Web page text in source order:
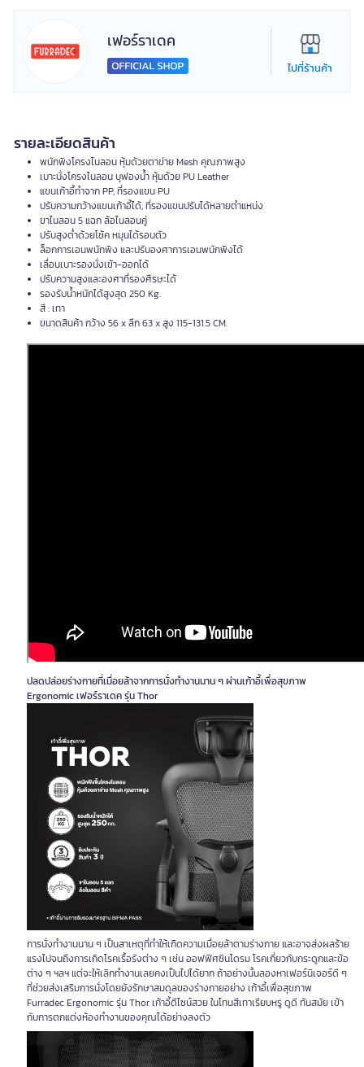
เฟอร์ราเดค
ไปที่ร้านค้า
รายละเอียดสินค้า
พนักพิงโครงไนลอน หุ้มด้วยตาข่าย Mesh คุณภาพสูง
เบาะนั่งโครงไนลอน บุฟองน้ำ หุ้มด้วย PU Leather
แขนเก้าอี้ทำจาก PP, ที่รองแขน PU
ปรับความกว้างแขนเก้าอี้ได้, ที่รองแขนปรับได้หลายตำแหน่ง
ขาไนลอน 5 แฉก ล้อไนลอนคู่
ปรับสูงต่ำด้วยโช้ค หมุนได้รอบตัว
ล็อกการเอนพนักพิง และปรับองศาการเอนพนักพิงได้
เลื่อนเบาะรองนั่งเข้า-ออกได้
ปรับความสูงและองศาที่รองศีรษะได้
รองรับน้ำหนักได้สูงสุด 250 Kg.
สี : เทา
ขนาดสินค้า กว้าง 56 x ลึก 63 x สูง 115-131.5 CM.
ปลดปล่อยร่างกายที่เมื่อยล้าจากการนั่งทำงานนาน ๆ ผ่านเก้าอี้เพื่อสุขภาพ
Ergonomic เฟอร์ราเดค รุ่น Thor
การนั่งทำงานนาน ๆ เป็นสาเหตุที่ทำให้เกิดความเมื่อยล้าตามร่างกาย และอาจส่งผลร้าย
แรงไปจนถึงการเกิดโรคเรื้อรังต่าง ๆ เช่น ออฟฟิศซินโดรม โรคเกี่ยวกับกระดูกและข้อ
ต่าง ๆ ฯลฯ แต่จะให้เลิกทำงานเลยคงเป็นไปได้ยาก ถ้าอย่างนั้นลองหาเฟอร์นิเจอร์ดี ๆ
ที่ช่วยส่งเสริมการนั่งโดยยังรักษาสมดุลของร่างกายอย่าง เก้าอี้เพื่อสุขภาพ
Furradec Ergonomic รุ่น Thor เก้าอี้ดีไซน์สวย ในโทนสีเทาเรียบหรู ดูดี ทันสมัย เข้า
กับการตกแต่งห้องทำงานของคุณได้อย่างลงตัว